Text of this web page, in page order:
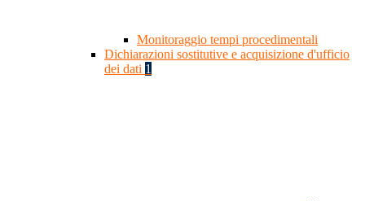
Monitoraggio tempi procedimentali
Dichiarazioni sostitutive e acquisizione d'ufficio
dei dati 1